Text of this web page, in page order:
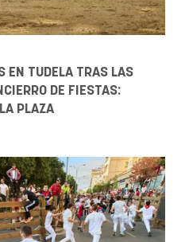
EN TUDELA TRAS LAS
DE FIESTAS:
PLAZA